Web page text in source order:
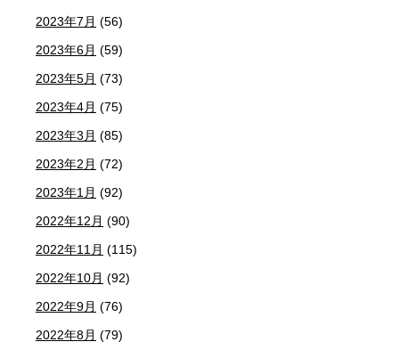
2023年7月 (56)
2023年6月 (59)
2023年5月 (73)
2023年4月 (75)
2023年3月 (85)
2023年2月 (72)
2023年1月 (92)
2022年12月 (90)
2022年11月 (115)
2022年10月 (92)
2022年9月 (76)
2022年8月 (79)